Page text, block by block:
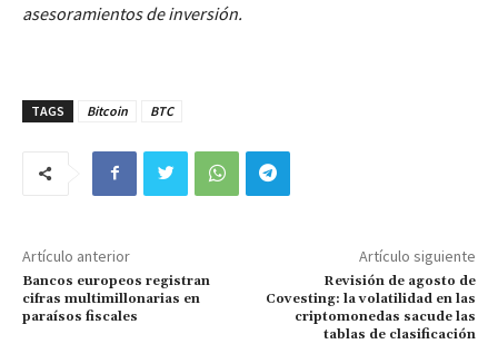
asesoramientos de inversión.
TAGS Bitcoin BTC
Artículo anterior
Bancos europeos registran
cifras multimillonarias en
paraísos fiscales
Artículo siguiente
Revisión de agosto de
Covesting: la volatilidad en las
criptomonedas sacude las
tablas de clasificación